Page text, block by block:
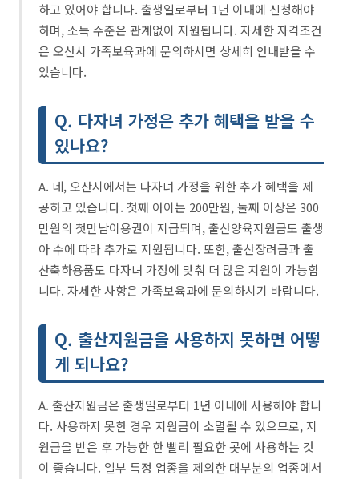
하고 있어야 합니다. 출생일로부터 1년 이내에 신청해야
하며, 소득 수준은 관계없이 지원됩니다. 자세한 자격조건
은 오산시 가족보육과에 문의하시면 상세히 안내받을 수
있습니다.
Q. 다자녀 가정은 추가 혜택을 받을 수
있나요?
A. 네, 오산시에서는 다자녀 가정을 위한 추가 혜택을 제
공하고 있습니다. 첫째 아이는 200만원, 둘째 이상은 300
만원의 첫만남이용권이 지급되며, 출산양육지원금도 출생
아 수에 따라 추가로 지원됩니다. 또한, 출산장려금과 출
산축하용품도 다자녀 가정에 맞춰 더 많은 지원이 가능합
니다. 자세한 사항은 가족보육과에 문의하시기 바랍니다.
Q. 출산지원금을 사용하지 못하면 어떻
게 되나요?
A. 출산지원금은 출생일로부터 1년 이내에 사용해야 합니
다. 사용하지 못한 경우 지원금이 소멸될 수 있으므로, 지
원금을 받은 후 가능한 한 빨리 필요한 곳에 사용하는 것
이 좋습니다. 일부 특정 업종을 제외한 대부분의 업종에서